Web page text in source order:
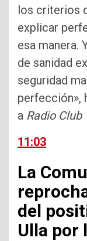
los criterios
explicar
esa manera.
de sanidad
seguridad
perfección»,
a Radio Club
11:03
La
del
Ulla por